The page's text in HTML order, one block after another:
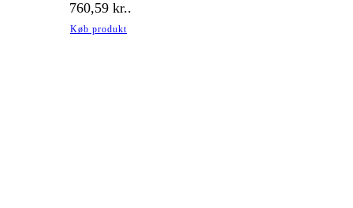
760,59 kr..
Køb produkt